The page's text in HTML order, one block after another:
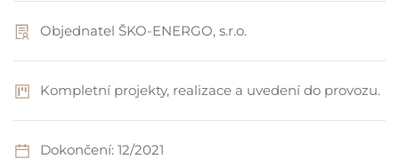
Objednatel ŠKO-ENERGO, s.r.o.
Kompletní projekty, realizace a uvedení do provozu.
Dokončení: 12/2021